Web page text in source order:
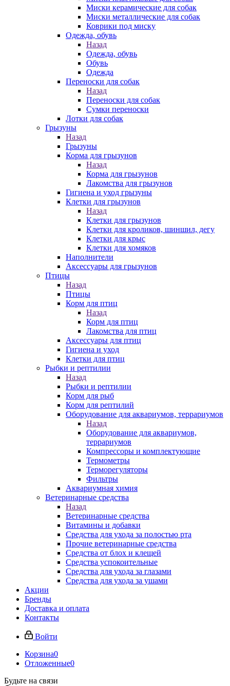
Миски керамические для собак
Миски металлические для собак
Коврики под миску
Одежда, обувь
Назад
Одежда, обувь
Обувь
Одежда
Переноски для собак
Назад
Переноски для собак
Сумки переноски
Лотки для собак
Грызуны
Назад
Грызуны
Корма для грызунов
Назад
Корма для грызунов
Лакомства для грызунов
Гигиена и уход грызуны
Клетки для грызунов
Назад
Клетки для грызунов
Клетки для кроликов, шиншил, дегу
Клетки для крыс
Клетки для хомяков
Наполнители
Аксессуары для грызунов
Птицы
Назад
Птицы
Корм для птиц
Назад
Корм для птиц
Лакомства для птиц
Аксессуары для птиц
Гигиена и уход
Клетки для птиц
Рыбки и рептилии
Назад
Рыбки и рептилии
Корм для рыб
Корм для рептилий
Оборудование для аквариумов, террариумов
Назад
Оборудование для аквариумов,
террариумов
Компрессоры и комплектующие
Термометры
Терморегуляторы
Фильтры
Аквариумная химия
Ветеринарные средства
Назад
Ветеринарные средства
Витамины и добавки
Средства для ухода за полостью рта
Прочие ветеринарные средства
Средства от блох и клещей
Средства успокоительные
Средства для ухода за глазами
Средства для ухода за ушами
Акции
Бренды
Доставка и оплата
Контакты
Войти
Корзина0
Отложенные0
Будьте на связи